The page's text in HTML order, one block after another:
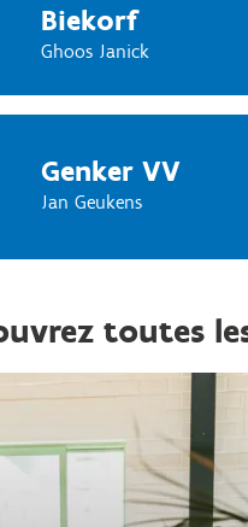
Biekorf
Ghoos Janick
Genker VV
Jan Geukens
toutes